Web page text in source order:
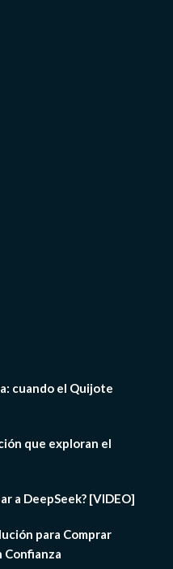
cuando el Quijote
que exploran el
a DeepSeek? [VIDEO]
para Comprar
Confianza